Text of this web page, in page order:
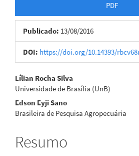
lateral
de
artigos
PDF
Publicado: 13/08/2016
DOI: https://doi.org/10.14393/
Conteúdo
do
artigo
principal
Lílian Rocha Silva
Universidade de Brasília (UnB)
Edson Eyji Sano
Brasileira de Pesquisa Agropecuária
Resumo